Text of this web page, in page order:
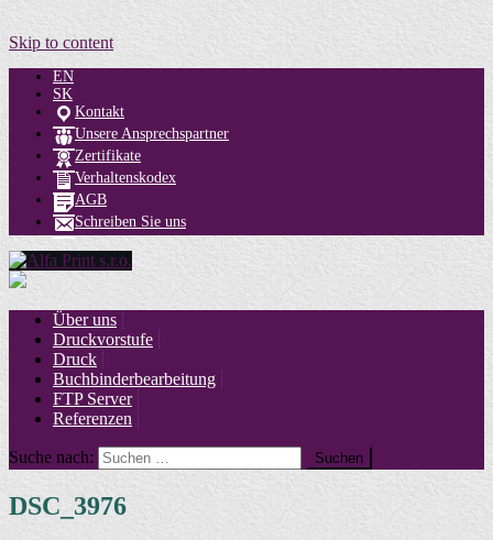
Skip to content
EN
SK
Kontakt
Unsere Ansprechspartner
Zertifikate
Verhaltenskodex
AGB
Schreiben Sie uns
Über uns
Druckvorstufe
Druck
Buchbinderbearbeitung
FTP Server
Referenzen
Suche nach:
DSC_3976